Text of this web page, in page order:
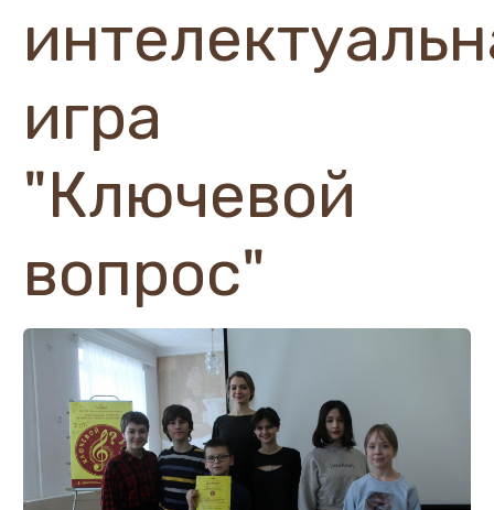
игра
"Ключевой
вопрос"